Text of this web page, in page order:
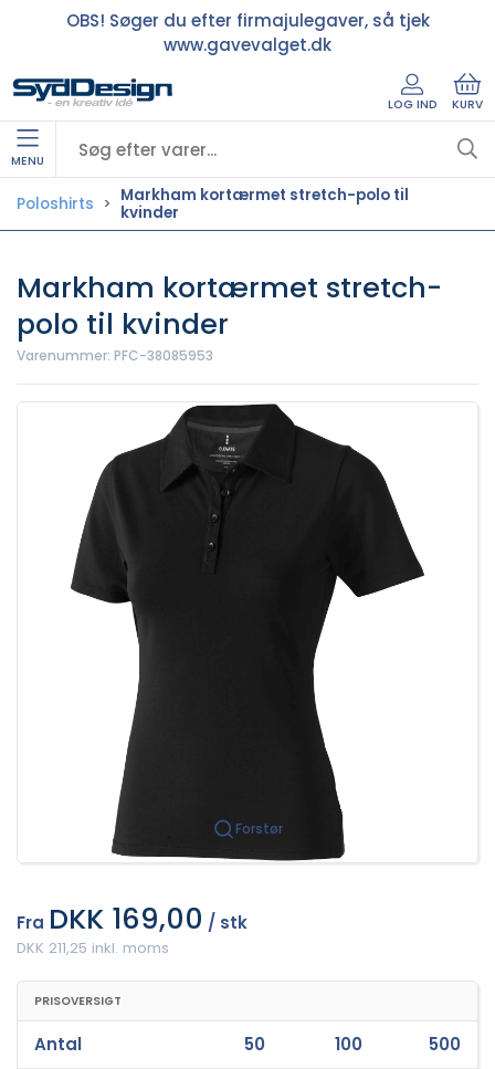
OBS! Søger du efter firmajulegaver, så tjek
www.gavevalget.dk
LOG IND KURV
MENU
Poloshirts
Markham kortærmet stretch-polo til
kvinder
Markham kortærmet stretch-
polo til kvinder
Varenummer: PFC-38085953
Forstør
Fra DKK 169,00 / stk
DKK 211,25 inkl. moms
PRISOVERSIGT
Antal 50 100 500